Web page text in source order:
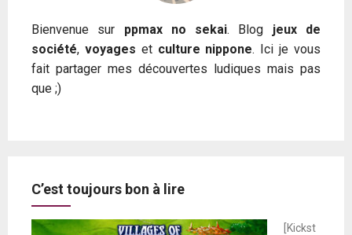
Bienvenue sur ppmax no sekai. Blog jeux de
société, voyages et culture nippone. Ici je vous
fait partager mes découvertes ludiques mais pas
que ;)
C’est toujours bon à lire
[Kickst